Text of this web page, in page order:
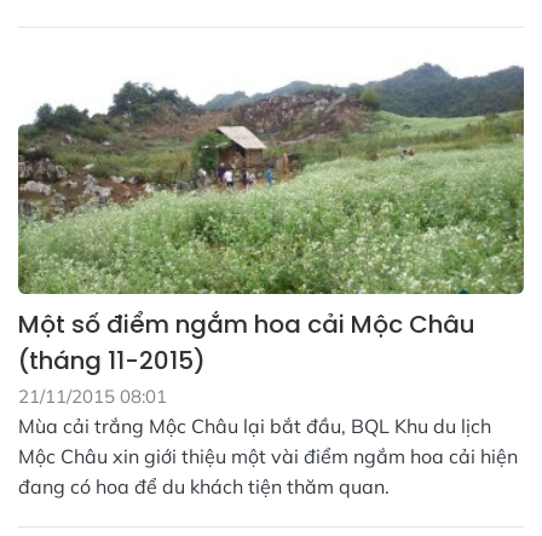
Một số điểm ngắm hoa cải Mộc Châu
(tháng 11-2015)
21/11/2015 08:01
Mùa cải trắng Mộc Châu lại bắt đầu, BQL Khu du lịch
Mộc Châu xin giới thiệu một vài điểm ngắm hoa cải hiện
đang có hoa để du khách tiện thăm quan.